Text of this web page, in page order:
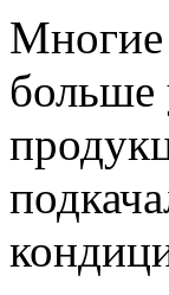
Многие
больше